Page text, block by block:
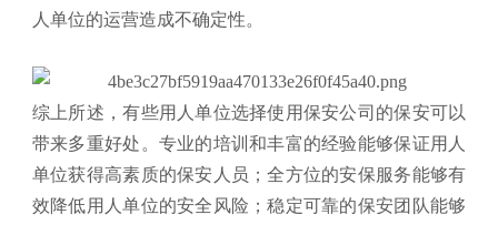
人单位的运营造成不确定性。
综上所述，有些用人单位选择使用保安公司的保安可以
带来多重好处。专业的培训和丰富的经验能够保证用人
单位获得高素质的保安人员；全方位的安保服务能够有
效降低用人单位的安全风险；稳定可靠的保安团队能够